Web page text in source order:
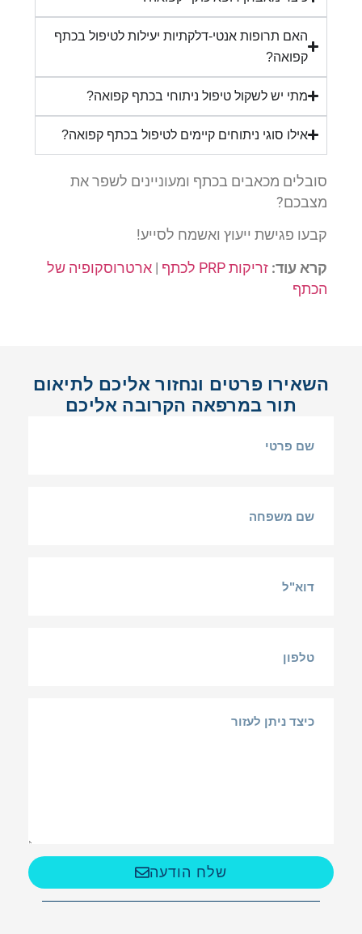
השאירו פרטים ונחזור אליכם לתיאום
תור במרפאה הקרובה אליכם
שלח הודעה
האם תרופות אנטי-דלקתיות יעילות לטיפול בכתף
קפואה?
מתי יש לשקול טיפול ניתוחי בכתף קפואה?
אילו סוגי ניתוחים קיימים לטיפול בכתף קפואה?
סובלים מכאבים בכתף ומעוניינים לשפר את
מצבכם?
קבעו פגישת ייעוץ ואשמח לסייע!
קרא עוד: זריקות PRP לכתף | ארטרוסקופיה של
הכתף